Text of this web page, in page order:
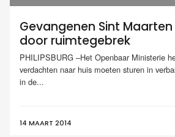
Gevangenen Sint
door ruimtegebrek
PHILIPSBURG –Het Openbaar Ministerie
verdachten naar huis moeten sturen in
in de...
14 MAART 2014